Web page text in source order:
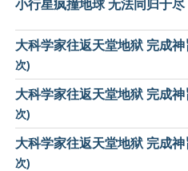
小行星疯撞地球 无法同归于尽
大科学家往返天堂地狱 完成神
次)
大科学家往返天堂地狱 完成神
次)
大科学家往返天堂地狱 完成神
次)